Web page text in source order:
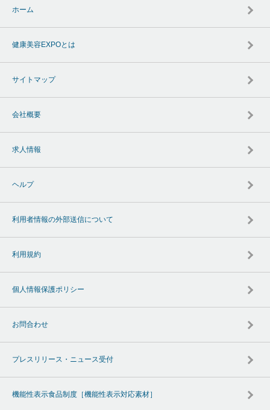
ホーム
健康美容EXPOとは
サイトマップ
会社概要
求人情報
ヘルプ
利用者情報の外部送信について
利用規約
個人情報保護ポリシー
お問合わせ
プレスリリース・ニュース受付
機能性表示食品制度［機能性表示対応素材］